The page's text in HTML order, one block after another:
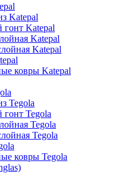
Katepal
Katepal
Katepal
Katepal
ковры Katepal
Tegola
Tegola
Tegola
Tegola
ковры Tegola